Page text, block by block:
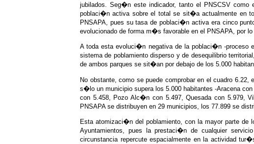
jubilados. Seg�n este indicador, tanto el PNSCSV como
poblaci�n activa sobre el total se sit�a actualmente en
PNSAPA, pues su tasa de poblaci�n activa era cinco
evolucionado de forma m�s favorable en el PNSAPA, por
A toda esta evoluci�n negativa de la poblaci�n -proceso
sistema de poblamiento disperso y de desequilibrio
de ambos parques se sit�an por debajo de los 5.000
No obstante, como se puede comprobar en el cuadro
s�lo un municipio supera los 5.000 habitantes -Aracena
con 5.458, Pozo Alc�n con 5.497, Quesada con 5.979,
PNSAPA se distribuyen en 29 municipios, los 77.899 se
Esta atomizaci�n del poblamiento, con la mayor parte de
Ayuntamientos, pues la prestaci�n de cualquier
circunstancia repercute espacialmente en la actividad